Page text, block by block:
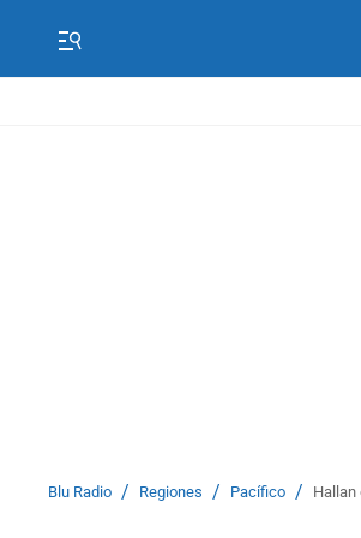
Blu Radio / Regiones / Pacífico / Hallan